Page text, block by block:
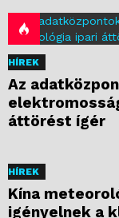
HÍREK
Az
áttörést ígér
HÍREK
Kína
igényelnek a